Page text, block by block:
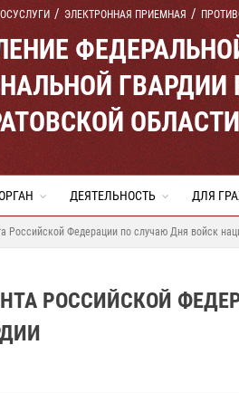
ЭЛЕКТРОННАЯ ПРИЕМНАЯ
ОБЛАСТИ
ДЕЯТЕЛЬНОСТЬ ДЛЯ
Российской Федерации по случаю Дня войск
РОССИЙСКОЙ